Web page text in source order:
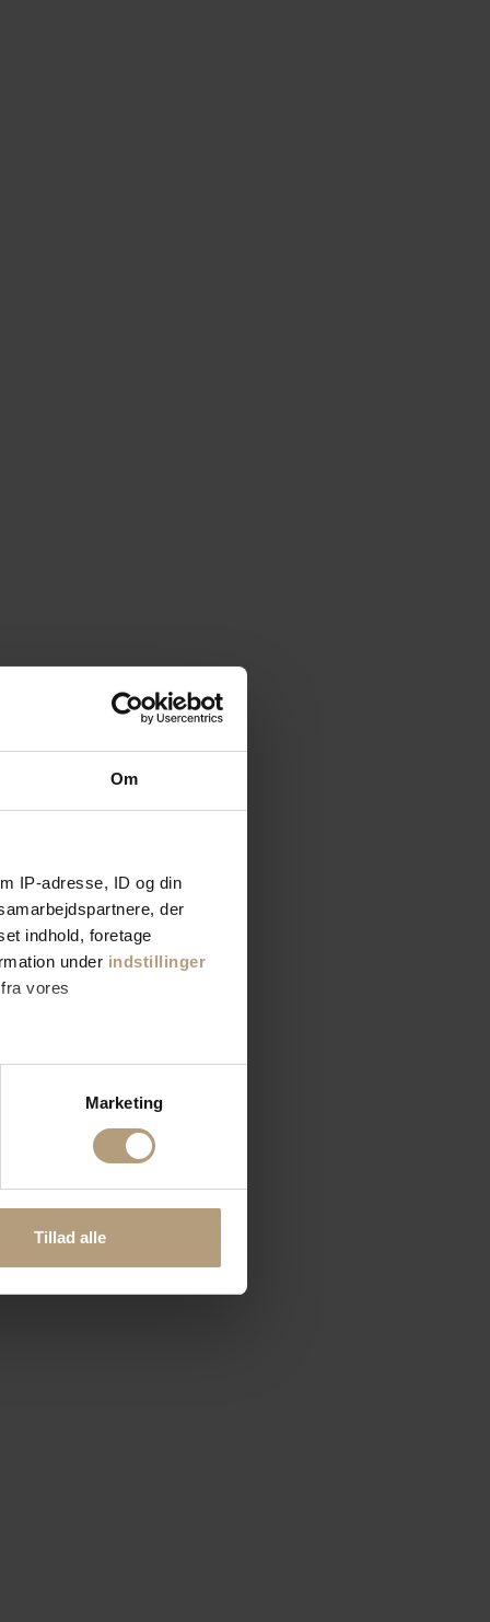
Om
IP-adresse, ID og din
der
indhold, foretage
under indstillinger
vores
oplysninger, du har givet
Marketing
Tillad alle